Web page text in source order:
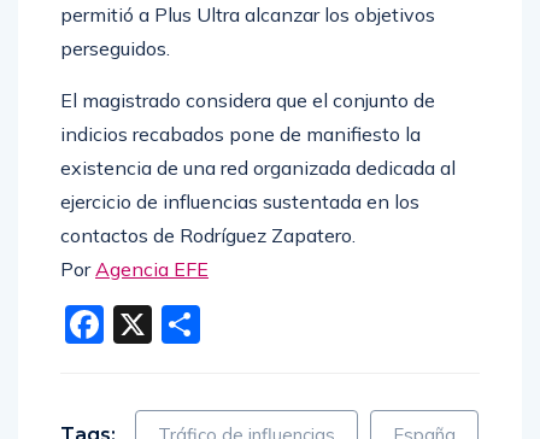
permitió a Plus Ultra alcanzar los objetivos
perseguidos.
El magistrado considera que el conjunto de
indicios recabados pone de manifiesto la
existencia de una red organizada dedicada al
ejercicio de influencias sustentada en los
contactos de Rodríguez Zapatero.
Por Agencia EFE
Facebook
X